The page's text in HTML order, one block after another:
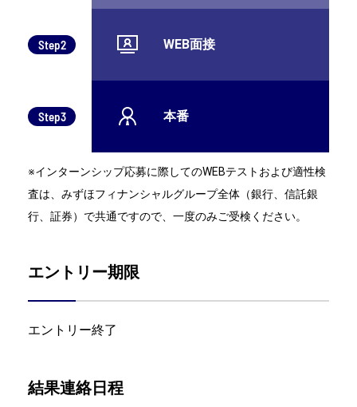
Step2 WEB面接
Step3 本番
※インターンシップ応募に際してのWEBテストおよび適性検
査は、みずほフィナンシャルグループ全体（銀行、信託銀
行、証券）で共通ですので、一度のみご受検ください。
エントリー期限
エントリー終了
結果連絡日程